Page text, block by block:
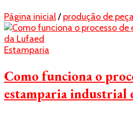
Página inicial/ produção de
Estamparia
Como funciona o
estamparia industrial